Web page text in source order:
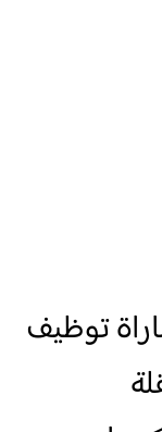
توظيف